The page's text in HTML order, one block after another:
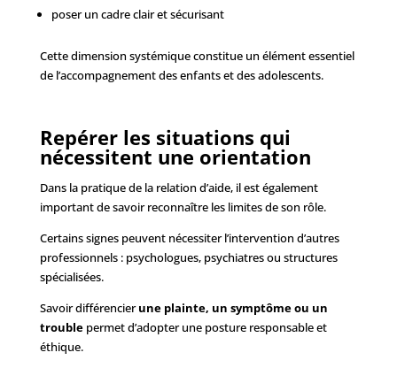
poser un cadre clair et sécurisant
Cette dimension systémique constitue un élément essentiel
de l’accompagnement des enfants et des adolescents.
Repérer les situations qui
nécessitent une orientation
Dans la pratique de la relation d’aide, il est également
important de savoir reconnaître les limites de son rôle.
Certains signes peuvent nécessiter l’intervention d’autres
professionnels : psychologues, psychiatres ou structures
spécialisées.
Savoir différencierune plainte, un symptôme ou un
troublepermet d’adopter une posture responsable et
éthique.